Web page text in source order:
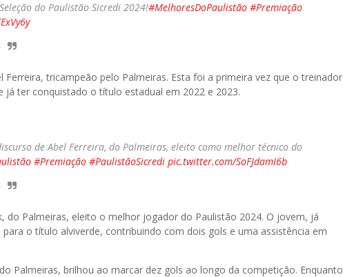
do Paulistão Sicredi 2024!#MelhoresDoPaulistão #Premiação
tricampeão pelo Palmeiras. Esta foi a primeira vez que o treinador
já ter conquistado o título estadual em 2022 e 2023.
de Abel Ferreira, do Palmeiras, eleito como melhor técnico do
#Premiação #PaulistãoSicredi pic.twitter.com/SoFJdamI6b
do Palmeiras, eleito o melhor jogador do Paulistão 2024. O jovem, já
o título alviverde, contribuindo com dois gols e uma assistência em
Palmeiras, brilhou ao marcar dez gols ao longo da competição. Enquanto